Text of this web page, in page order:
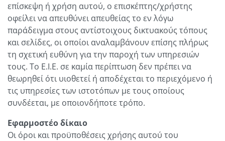
επίσκεψη ή χρήση αυτού, ο επισκέπτης/χρήστης
οφείλει να απευθύνει απευθείας το εν λόγω
παράδειγμα στους αντίστοιχους δικτυακούς τόπους
και σελίδες, οι οποίοι αναλαμβάνουν επίσης πλήρως
τη σχετική ευθύνη για την παροχή των υπηρεσιών
τους. Το Ε.Ι.Ε. σε καμία περίπτωση δεν πρέπει να
θεωρηθεί ότι υιοθετεί ή αποδέχεται το περιεχόμενο ή
τις υπηρεσίες των ιστοτόπων με τους οποίους
συνδέεται, με οποιονδήποτε τρόπο.
Εφαρμοστέο δίκαιο
Οι όροι και προϋποθέσεις χρήσης αυτού του